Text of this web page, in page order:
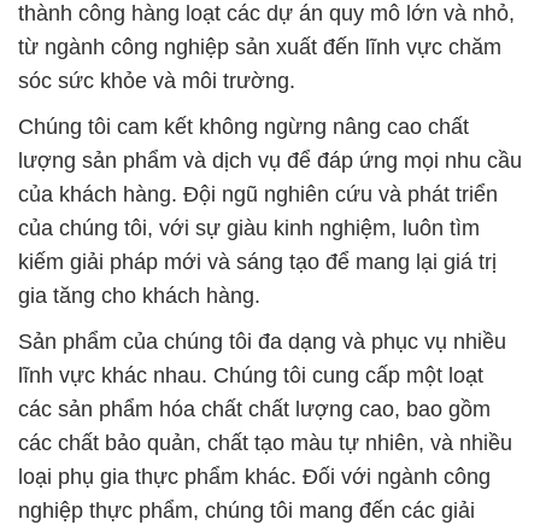
thành công hàng loạt các dự án quy mô lớn và nhỏ,
từ ngành công nghiệp sản xuất đến lĩnh vực chăm
sóc sức khỏe và môi trường.
Chúng tôi cam kết không ngừng nâng cao chất
lượng sản phẩm và dịch vụ để đáp ứng mọi nhu cầu
của khách hàng. Đội ngũ nghiên cứu và phát triển
của chúng tôi, với sự giàu kinh nghiệm, luôn tìm
kiếm giải pháp mới và sáng tạo để mang lại giá trị
gia tăng cho khách hàng.
Sản phẩm của chúng tôi đa dạng và phục vụ nhiều
lĩnh vực khác nhau. Chúng tôi cung cấp một loạt
các sản phẩm hóa chất chất lượng cao, bao gồm
các chất bảo quản, chất tạo màu tự nhiên, và nhiều
loại phụ gia thực phẩm khác. Đối với ngành công
nghiệp thực phẩm, chúng tôi mang đến các giải